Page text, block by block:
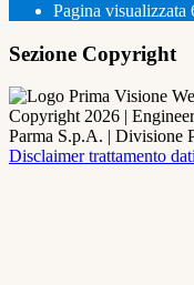
Pagina visualizzata
Sezione Copyright
Copyright 2026 |
Parma S.p.A. | Divisione
Disclaimer trattamento